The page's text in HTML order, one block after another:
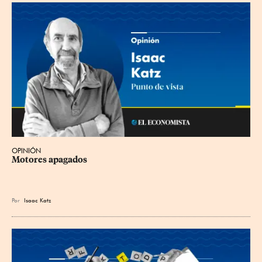
OPINIÓN
Motores apagados
Por Isaac Katz